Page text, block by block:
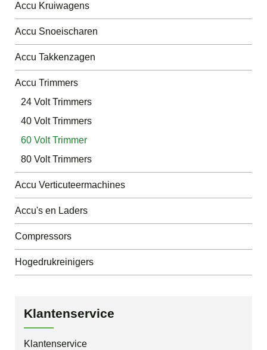
Accu Kruiwagens
Accu Snoeischaren
Accu Takkenzagen
Accu Trimmers
24 Volt Trimmers
40 Volt Trimmers
60 Volt Trimmer
80 Volt Trimmers
Accu Verticuteermachines
Accu's en Laders
Compressors
Hogedrukreinigers
Klantenservice
Klantenservice